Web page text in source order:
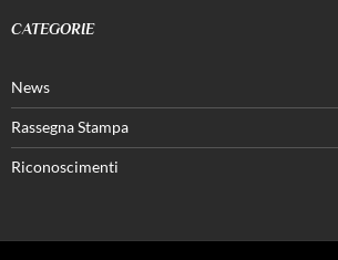
CATEGORIE
News
Rassegna Stampa
Riconoscimenti